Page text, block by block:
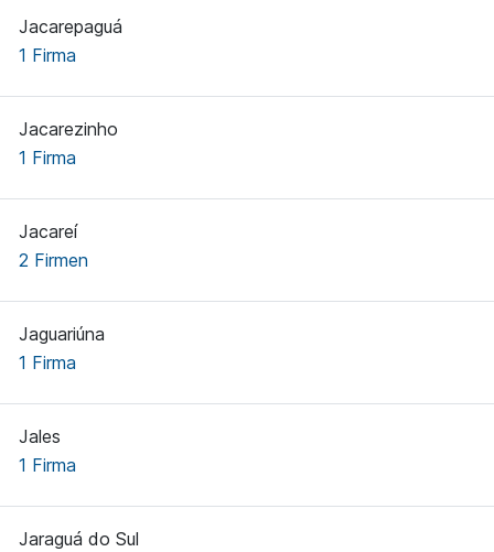
Jacarepaguá
1 Firma
Jacarezinho
1 Firma
Jacareí
2 Firmen
Jaguariúna
1 Firma
Jales
1 Firma
Jaraguá do Sul